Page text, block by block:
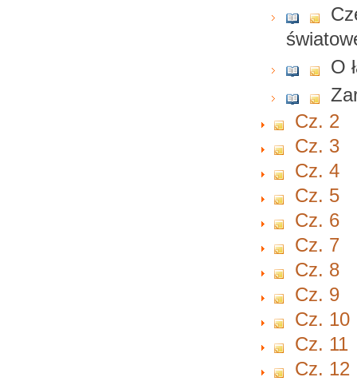
O
Cz. 2
Cz. 3
Cz. 4
Cz. 5
Cz. 6
Cz. 7
Cz. 8
Cz. 9
Cz. 10
Cz. 11
Cz. 12